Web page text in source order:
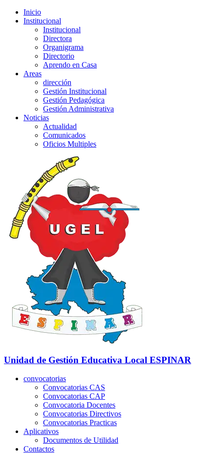
Inicio
Institucional
Institucional
Directora
Organigrama
Directorio
Aprendo en Casa
Areas
dirección
Gestión Institucional
Gestión Pedagógica
Gestión Administrativa
Noticias
Actualidad
Comunicados
Oficios Multiples
Unidad de Gestión Educativa Local ESPINAR
convocatorias
Convocatorias CAS
Convocatorias CAP
Convocatoria Docentes
Convocatorias Directivos
Convocatorias Practicas
Aplicativos
Documentos de Utilidad
Contactos